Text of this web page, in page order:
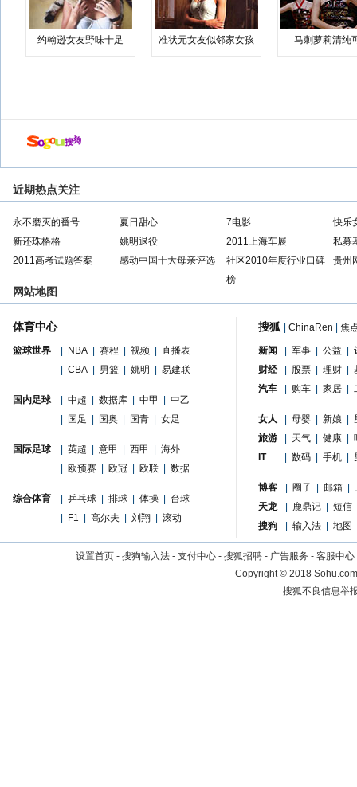
约翰逊女友野味十足 准状元女友似邻家女孩 马刺萝莉清纯
近期热点关注
永不磨灭的番号 夏日甜心 7电影
快乐
新还珠格格
姚明退役 2011上海车展
私募
2011高考试题答案
感动中国十大母亲评选
社区2010年度行业口碑
榜
贵州
网站地图
体育中心
篮球世界 NBA 赛程 视频
直播表
CBA 男篮 姚明 易建联
国内足球 中超 数据库 中甲
中乙
国足 国奥 国青 女足
国际足球 英超 意甲 西甲
海外
欧预赛 欧冠 欧联 数据
综合体育 乒乓球 排球 体操
台球
F1 高尔夫 刘翔 滚动
搜狐 ChinaRen 焦
新闻 军事 公益
财经
股票 理财
汽车
购车 家居
女人 母婴 新娘
旅游
天气 健康
IT
数码 手机
博客 圈子 邮箱
天龙
鹿鼎记
短信
搜狗
输入法 地图
设置首页 - 搜狗输入法 - 支付中心 - 搜狐招聘 - 广告服务 - 客服中心
Copyright©2018
搜狐不良信息举